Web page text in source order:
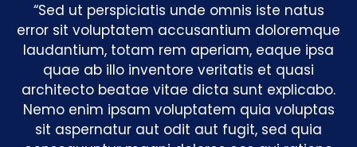
“Sed ut perspiciatis unde omnis iste natus
error sit voluptatem accusantium doloremque
laudantium, totam rem aperiam, eaque ipsa
quae ab illo inventore veritatis et quasi
architecto beatae vitae dicta sunt explicabo.
Nemo enim ipsam voluptatem quia voluptas
sit aspernatur aut odit aut fugit, sed quia